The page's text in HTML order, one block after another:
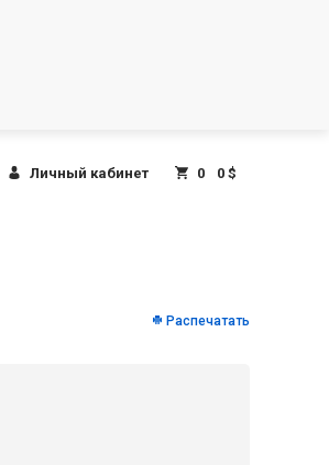
Личный кабинет 0 0 $
Распечатать